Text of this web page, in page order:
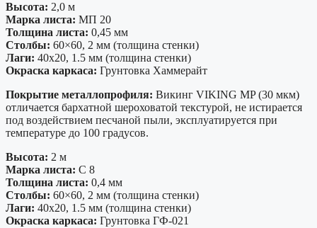
Высота: 2,0 м
Марка листа: МП 20
Толщина листа: 0,45 мм
Столбы: 60×60, 2 мм (толщина стенки)
Лаги: 40х20, 1.5 мм (толщина стенки)
Окраска каркаса: Грунтовка Хаммерайт
Покрытие металлопрофиля: Викинг VIKING MP (30 мкм)
отличается бархатной шероховатой текстурой, не истирается
под воздействием песчаной пыли, эксплуатируется при
температуре до 100 градусов.
Высота: 2 м
Марка листа: С 8
Толщина листа: 0,4 мм
Столбы: 60×60, 2 мм (толщина стенки)
Лаги: 40х20, 1.5 мм (толщина стенки)
Окраска каркаса: Грунтовка ГФ-021